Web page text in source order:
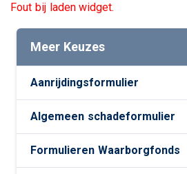
Fout bij laden widget.
Meer Keuzes
Aanrijdingsformulier
Algemeen schadeformulier
Formulieren Waarborgfonds